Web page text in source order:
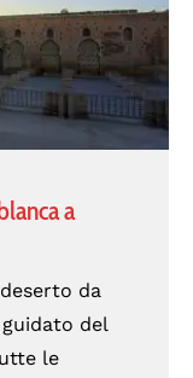
a
da
del
le